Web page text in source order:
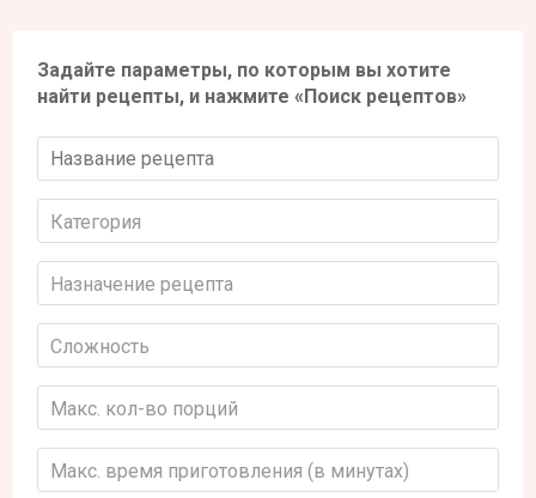
Задайте параметры, по которым вы хотите
найти рецепты, и нажмите «Поиск рецептов»
Категория
Назначение рецепта
Сложность
Макс. кол-во порций
Макс. время приготовления (в минутах)